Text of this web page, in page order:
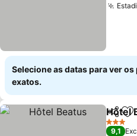
Selecione as datas para ver
exatos.
Hôtel
3 Estrelas
9,1